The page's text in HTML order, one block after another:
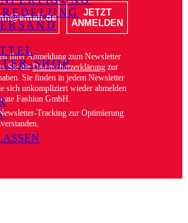
SHOP
JETZT
ANMELDEN
Ihrer Anmeldung zum Newsletter
Sie dieDatenschutzerklärungzur
Sie finden in jedem Newsletter
sich unkompliziert wieder abmelden
Fashion GmbH.
Tracking zur Optimierung